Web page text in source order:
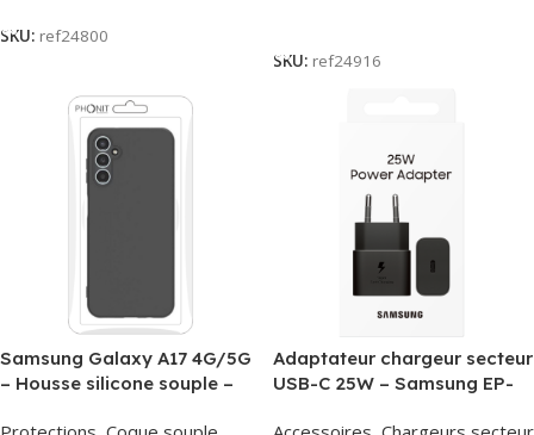
SKU: ref24800
SKU: ref24916
Samsung Galaxy A17 4G/5G
– Housse silicone souple –
Adaptateur chargeur secteur
USB-C 25W – Samsung EP-